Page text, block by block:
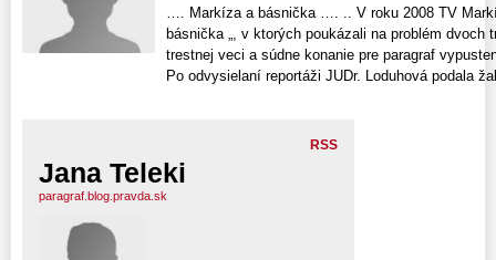
…. Markíza a básnička …. .. V roku 2008 TV
básnička „, v ktorých poukázali na problém dvoch
trestnej veci a súdne konanie pre paragraf
Po odvysielaní reportáži JUDr. Loduhová podala
RSS
Jana Teleki
paragraf.blog.pravda.sk